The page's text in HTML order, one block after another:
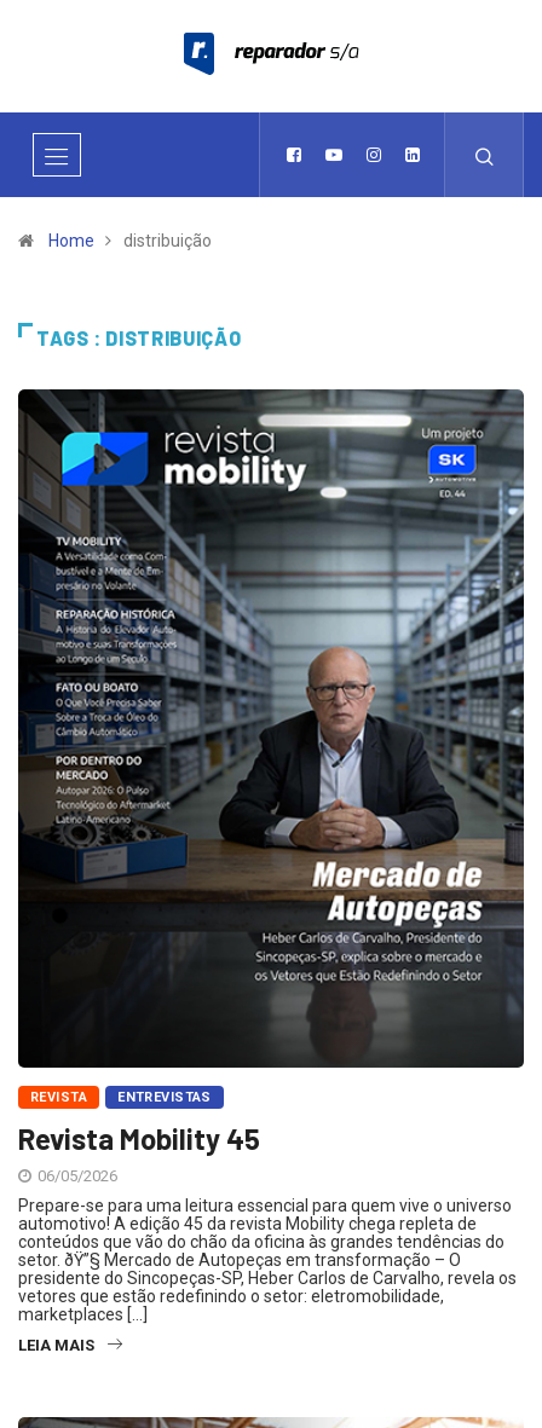
Home distribuição
TAGS : DISTRIBUIÇÃO
REVISTA ENTREVISTAS
Revista Mobility 45
06/05/2026
Prepare-se para uma leitura essencial para quem vive o universo
automotivo! A edição 45 da revista Mobility chega repleta de
conteúdos que vão do chão da oficina às grandes tendências do
setor. ðŸ”§ Mercado de Autopeças em transformação – O
presidente do Sincopeças-SP, Heber Carlos de Carvalho, revela os
vetores que estão redefinindo o setor: eletromobilidade,
marketplaces […]
LEIA MAIS